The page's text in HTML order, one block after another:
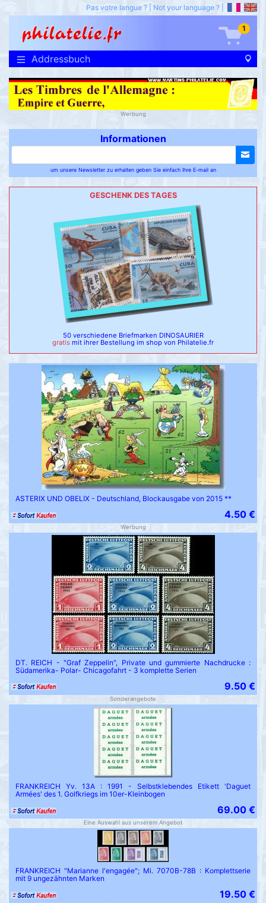
Pas votre langue ? Not your language ?
1
Addressbuch
Werbung
Informationen
um unsere Newsletter zu erhalten geben Sie einfach Ihre E-mail an
GESCHENK DES TAGES
50 verschiedene Briefmarken DINOSAURIER
gratis mit ihrer Bestellung im shop von Philatelie.fr
ASTERIX UND OBELIX - Deutschland, Blockausgabe von 2015 **
4.50 €
Werbung
DT. REICH - "Graf Zeppelin", Private und gummierte Nachdrucke :
Südamerika- Polar- Chicagofahrt - 3 komplette Serien
9.50 €
Sonderangebote
FRANKREICH Yv. 13A : 1991 - Selbstklebendes Etikett 'Daguet
Armées' des 1. Golfkriegs im 10er-Kleinbogen
69.00 €
Eine Auswahl aus unserem Angebot
FRANKREICH "Marianne l'engagée"; Mi. 7070B-78B : Komplettserie
mit 9 ungezähnten Marken
19.50 €